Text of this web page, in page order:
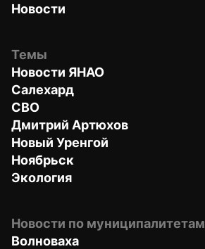
Новости
Темы
Новости ЯНАО
Салехард
СВО
Дмитрий Артюхов
Новый Уренгой
Ноябрьск
Экология
Новости по муниципалитетам
Волноваха